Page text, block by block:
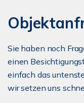
Sie haben noch
einen
einfach das
wir setzen uns